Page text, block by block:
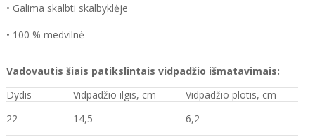
• Galima skalbti skalbyklėje
• 100 % medvilnė
Vadovautis šiais patikslintais vidpadžio išmatavimais:
Dydis
Vidpadžio ilgis, cm
Vidpadžio plotis, cm
22
14,5 6,2